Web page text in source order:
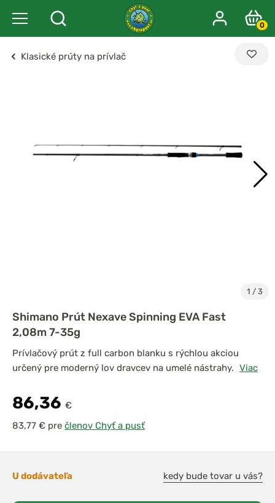
0
Klasické prúty na prívlač
1 / 3
Shimano Prút Nexave Spinning EVA Fast
2,08m 7-35g
Prívlačový prút z full carbon blanku s rýchlou akciou
určený pre moderný lov dravcev na umelé nástrahy. Viac
86,36 €
pre členov Chyť a pusť
U dodávateľa kedy bude tovar u vás?